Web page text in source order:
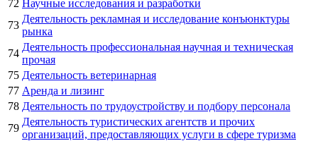
72 Научные исследования и разработки
73
Деятельность рекламная и исследование конъюнктуры
рынка
74
Деятельность профессиональная научная и техническая
прочая
75 Деятельность ветеринарная
77 Аренда и лизинг
78 Деятельность по трудоустройству и подбору персонала
79
Деятельность туристических агентств и прочих
организаций, предоставляющих услуги в сфере туризма